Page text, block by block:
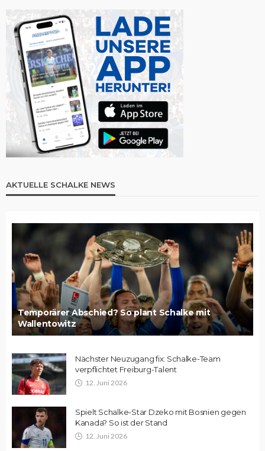
AKTUELLE SCHALKE NEWS
Temporärer Abschied? So plant Schalke mit
Wallentowitz
Nächster Neuzugang fix: Schalke-Team
verpflichtet Freiburg-Talent
12. Juni 2026
Spielt Schalke-Star Dzeko mit Bosnien gegen
Kanada? So ist der Stand
12. Juni 2026